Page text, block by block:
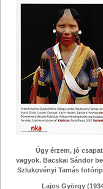
Úgy érzem, jó
vagyok. Bacskai Sándor
Szlukovényi Tamás
Lajos György